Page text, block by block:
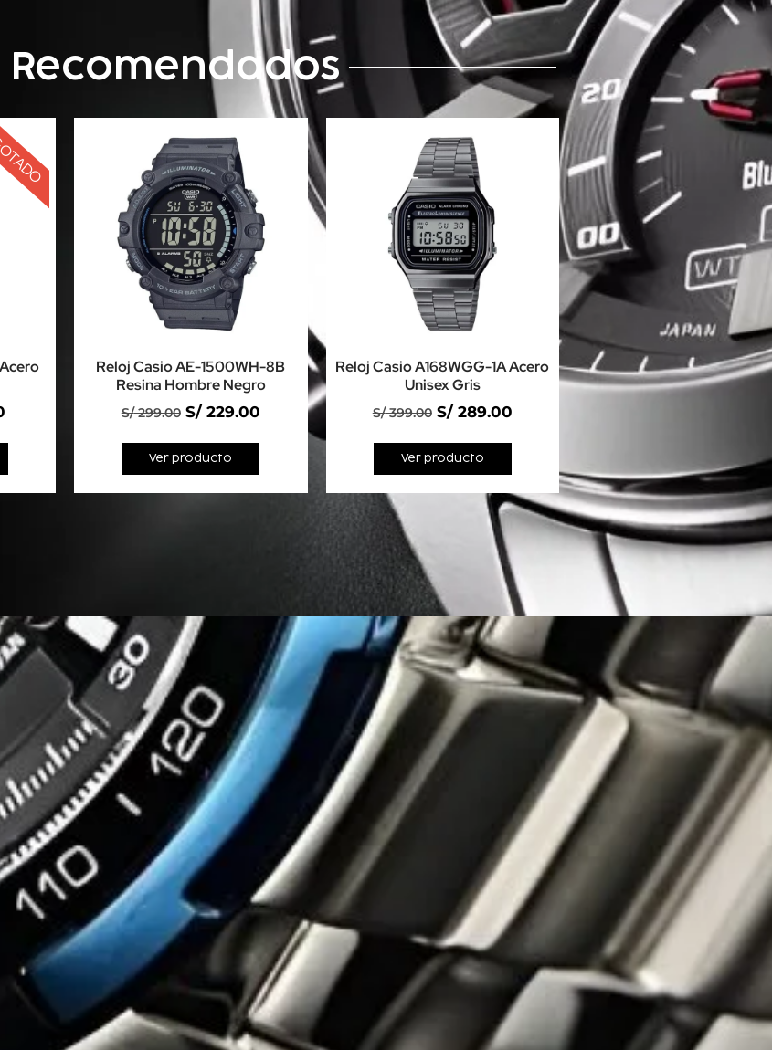
Recomendados
Reloj Casio AE-1500WH-8B
Resina Hombre Negro
S/299.00 S/229.00
Ver producto
Reloj Casio A168WGG-1A Acero
Unisex Gris
S/399.00 S/289.00
Ver producto